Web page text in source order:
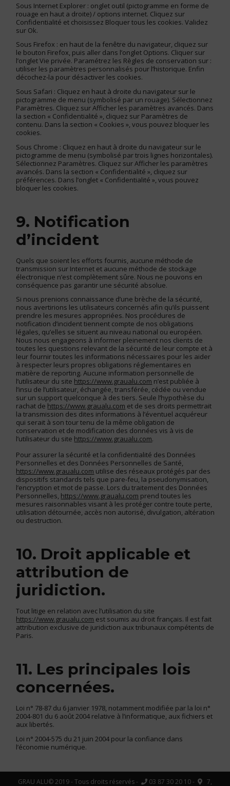
Sous Internet Explorer : onglet outil (pictogramme en forme de
rouage en haut a droite) / options internet. Cliquez sur
Confidentialité et choisissez Bloquer tous les cookies. Validez
sur Ok.
Sous Firefox : en haut de la fenêtre du navigateur, cliquez sur
le bouton Firefox, puis aller dans l’onglet Options. Cliquer sur
l’onglet Vie privée. Paramétrez les Règles de conservation sur :
utiliser les paramètres personnalisés pour l’historique. Enfin
décochez-la pour désactiver les cookies.
Sous Safari : Cliquez en haut à droite du navigateur sur le
pictogramme de menu (symbolisé par un rouage). Sélectionnez
Paramètres. Cliquez sur Afficher les paramètres avancés. Dans
la section « Confidentialité », cliquez sur Paramètres de
contenu. Dans la section « Cookies », vous pouvez bloquer les
cookies.
Sous Chrome : Cliquez en haut à droite du navigateur sur le
pictogramme de menu (symbolisé par trois lignes horizontales).
Sélectionnez Paramètres. Cliquez sur Afficher les paramètres
avancés. Dans la section « Confidentialité », cliquez sur
préférences. Dans l’onglet « Confidentialité », vous pouvez
bloquer les cookies.
9. Notification
d’incident
Quels que soient les efforts fournis, aucune méthode de
transmission sur Internet et aucune méthode de stockage
électronique n’est complètement sûre. Nous ne pouvons en
conséquence pas garantir une sécurité absolue.
Si nous prenions connaissance d’une brèche de la sécurité,
nous avertirions les utilisateurs concernés afin qu’ils puissent
prendre les mesures appropriées. Nos procédures de
notification d’incident tiennent compte de nos obligations
légales, qu’elles se situent au niveau national ou européen.
Nous nous engageons à informer pleinement nos clients de
toutes les questions relevant de la sécurité de leur compte et à
leur fournir toutes les informations nécessaires pour les aider
à respecter leurs propres obligations réglementaires en
matière de reporting. Aucune information personnelle de
l’utilisateur du site https://www.graualu.com n’est publiée à
l’insu de l’utilisateur, échangée, transférée, cédée ou vendue
sur un support quelconque à des tiers. Seule l’hypothèse du
rachat de https://www.graualu.com et de ses droits permettrait
la transmission des dites informations à l’éventuel acquéreur
qui serait à son tour tenu de la même obligation de
conservation et de modification des données vis à vis de
l’utilisateur du site https://www.graualu.com.
Pour assurer la sécurité et la confidentialité des Données
Personnelles et des Données Personnelles de Santé,
https://www.graualu.com utilise des réseaux protégés par des
dispositifs standards tels que pare-feu, la pseudonymisation,
l’encryption et mot de passe. Lors du traitement des Données
Personnelles, https://www.graualu.com prend toutes les
mesures raisonnables visant à les protéger contre toute perte,
utilisation détournée, accès non autorisé, divulgation, altération
ou destruction.
10. Droit applicable et
attribution de
juridiction.
Tout litige en relation avec l’utilisation du site
https://www.graualu.com est soumis au droit français. Il est fait
attribution exclusive de juridiction aux tribunaux compétents de
Paris.
11. Les principales lois
concernées.
Loi n° 78-87 du 6 janvier 1978, notamment modifiée par la loi n°
2004-801 du 6 août 2004 relative à l’informatique, aux fichiers et
aux libertés.
Loi n° 2004-575 du 21 juin 2004 pour la confiance dans
l’économie numérique.
GRAU ALU© 2019 - Tous droits réservés - 03 87 30 20 10 - 7,